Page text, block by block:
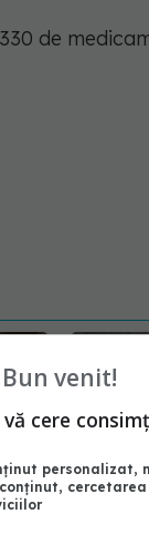
de
Bun venit!
vă cere
personalizat,